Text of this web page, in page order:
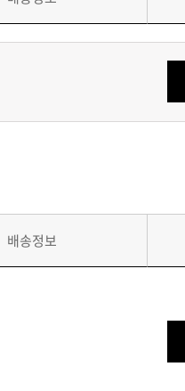
배송정보